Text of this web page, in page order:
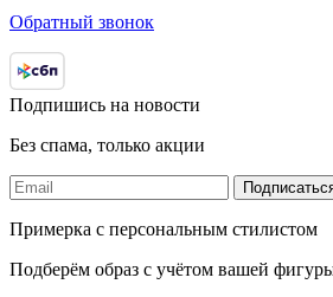
Обратный звонок
Подпишись на новости
Без спама, только акции
Примерка с персональным стилистом
Подберём образ с учётом вашей